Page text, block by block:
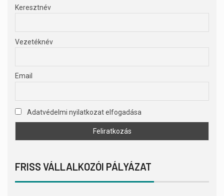
Keresztnév
Vezetéknév
Email
Adatvédelmi nyilatkozat elfogadása
FRISS VÁLLALKOZÓI PÁLYÁZAT